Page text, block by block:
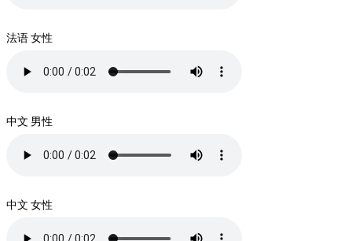
法语 女性
中文 男性
中文 女性